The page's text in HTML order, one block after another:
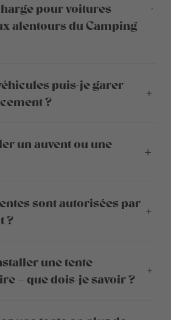
pour voitures
alentours du Camping
puis-je garer
?
un auvent ou une
sont autorisées par
?
une tente
– que dois-je savoir ?